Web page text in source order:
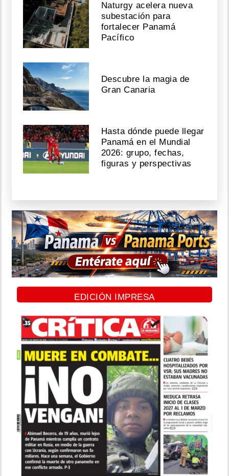
Naturgy acelera nueva
subestación para
fortalecer Panamá
Pacífico
Descubre la magia de
Gran Canaria
Hasta dónde puede llegar
Panamá en el Mundial
2026: grupo, fechas,
figuras y perspectivas
EDICIÓN IMPRESA